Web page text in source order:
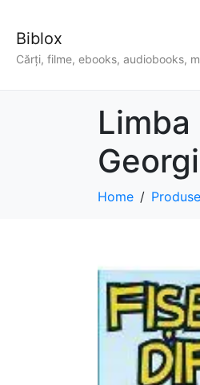
Biblox
Cărți, filme, ebooks, audiobooks,
Home Produse